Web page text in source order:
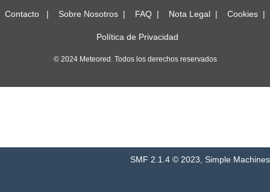
Contacto Sobre Nosotros FAQ Nota Legal Cookies
Política de Privacidad
© 2024 Meteored. Todos los derechos reservados
SMF 2.1.4 © 2023 Simple Machines